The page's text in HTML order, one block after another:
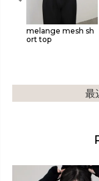
mesh sh
original
sheer
最